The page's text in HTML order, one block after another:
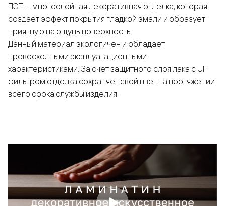
ПЭТ — многослойная декоративная отделка, которая
создаёт эффект покрытия гладкой эмали и образует
приятную на ощупь поверхность.
Данный материал экологичен и обладает
превосходными эксплуатационными
характеристиками. За счёт защитного слоя лака с UF
фильтром отделка сохраняет свой цвет на протяжении
всего срока службы изделия.